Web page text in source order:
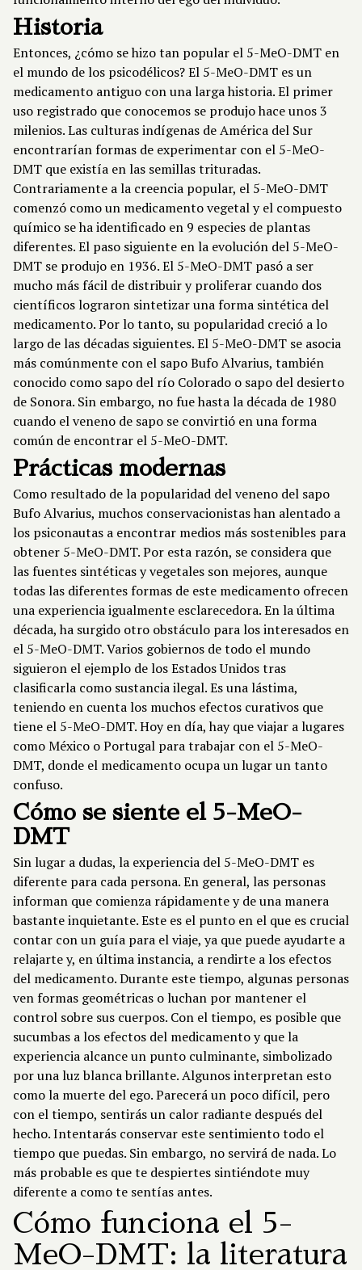
Historia
Entonces, ¿cómo se hizo tan popular el 5-MeO-DMT en
el mundo de los psicodélicos? El 5-MeO-DMT es un
medicamento antiguo con una larga historia. El primer
uso registrado que conocemos se produjo hace unos 3
milenios. Las culturas indígenas de América del Sur
encontrarían formas de experimentar con el 5-MeO-
DMT que existía en las semillas trituradas.
Contrariamente a la creencia popular, el 5-MeO-DMT
comenzó como un medicamento vegetal y el compuesto
químico se ha identificado en 9 especies de plantas
diferentes. El paso siguiente en la evolución del 5-MeO-
DMT se produjo en 1936. El 5-MeO-DMT pasó a ser
mucho más fácil de distribuir y proliferar cuando dos
científicos lograron sintetizar una forma sintética del
medicamento. Por lo tanto, su popularidad creció a lo
largo de las décadas siguientes. El 5-MeO-DMT se asocia
más comúnmente con el sapo Bufo Alvarius, también
conocido como sapo del río Colorado o sapo del desierto
de Sonora. Sin embargo, no fue hasta la década de 1980
cuando el veneno de sapo se convirtió en una forma
común de encontrar el 5-MeO-DMT.
Prácticas modernas
Como resultado de la popularidad del veneno del sapo
Bufo Alvarius, muchos conservacionistas han alentado a
los psiconautas a encontrar medios más sostenibles para
obtener 5-MeO-DMT. Por esta razón, se considera que
las fuentes sintéticas y vegetales son mejores, aunque
todas las diferentes formas de este medicamento ofrecen
una experiencia igualmente esclarecedora. En la última
década, ha surgido otro obstáculo para los interesados en
el 5-MeO-DMT. Varios gobiernos de todo el mundo
siguieron el ejemplo de los Estados Unidos tras
clasificarla como sustancia ilegal. Es una lástima,
teniendo en cuenta los muchos efectos curativos que
tiene el 5-MeO-DMT. Hoy en día, hay que viajar a lugares
como México o Portugal para trabajar con el 5-MeO-
DMT, donde el medicamento ocupa un lugar un tanto
confuso.
Cómo se siente el 5-MeO-
DMT
Sin lugar a dudas, la experiencia del 5-MeO-DMT es
diferente para cada persona. En general, las personas
informan que comienza rápidamente y de una manera
bastante inquietante. Este es el punto en el que es crucial
contar con un guía para el viaje, ya que puede ayudarte a
relajarte y, en última instancia, a rendirte a los efectos
del medicamento. Durante este tiempo, algunas personas
ven formas geométricas o luchan por mantener el
control sobre sus cuerpos. Con el tiempo, es posible que
sucumbas a los efectos del medicamento y que la
experiencia alcance un punto culminante, simbolizado
por una luz blanca brillante. Algunos interpretan esto
como la muerte del ego. Parecerá un poco difícil, pero
con el tiempo, sentirás un calor radiante después del
hecho. Intentarás conservar este sentimiento todo el
tiempo que puedas. Sin embargo, no servirá de nada. Lo
más probable es que te despiertes sintiéndote muy
diferente a como te sentías antes.
Cómo funciona el 5-
MeO-DMT: la literatura